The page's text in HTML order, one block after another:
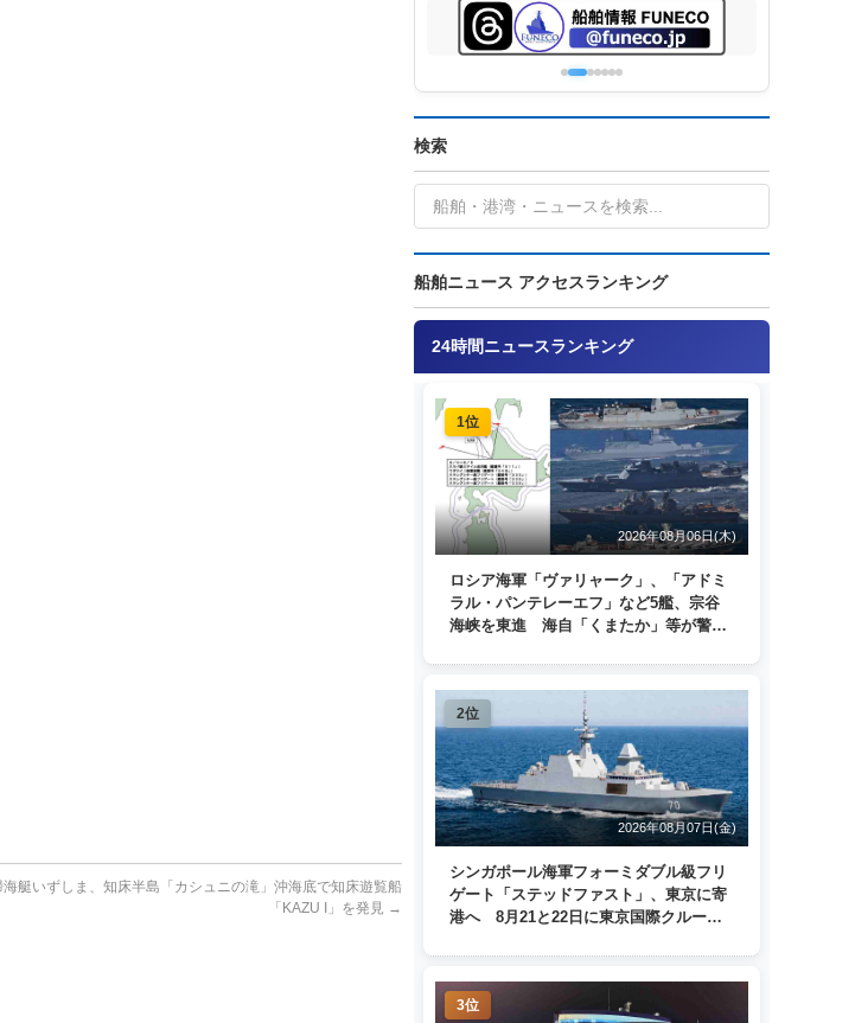
艇いずしま、知床半島「カシュニの滝」沖海底で知床遊覧船
「KAZU I」を発見 →
検索
船舶ニュース アクセスランキング
24時間ニュースランキング
1位
2026年08月06日(木)
ロシア海軍「ヴァリャーク」、「アドミ
ラル・パンテレーエフ」など5艦、宗谷
海峡を東進 海自「くまたか」等が警戒
2位
2026年08月07日(金)
シンガポール海軍フォーミダブル級フリ
ゲート「ステッドファスト」、東京に寄
港へ 8月21と22日に東京国際クルーズ
3位